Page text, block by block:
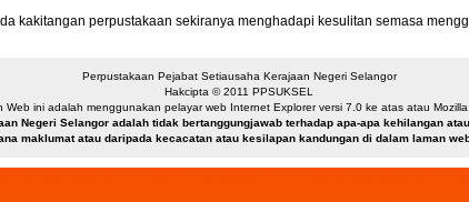
kakitangan perpustakaan sekiranya menghadapi kesulitan semasa
Perpustakaan Pejabat Setiausaha Kerajaan Negeri Selangor
Hakcipta © 2011 PPSUKSEL
Web ini adalah menggunakan pelayar web Internet Explorer versi 7.0 ke atas atau
Negeri Selangor adalah tidak bertanggungjawab terhadap apa-apa kehilangan
maklumat atau daripada kecacatan atau kesilapan kandungan di dalam laman